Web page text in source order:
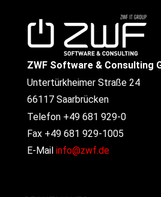
ZWF Software & Consulting
Untertürkheimer Straße 24
66117 Saarbrücken
Telefon +49 681 929-0
Fax +49 681 929-1005
E-Mail info@zwf.de